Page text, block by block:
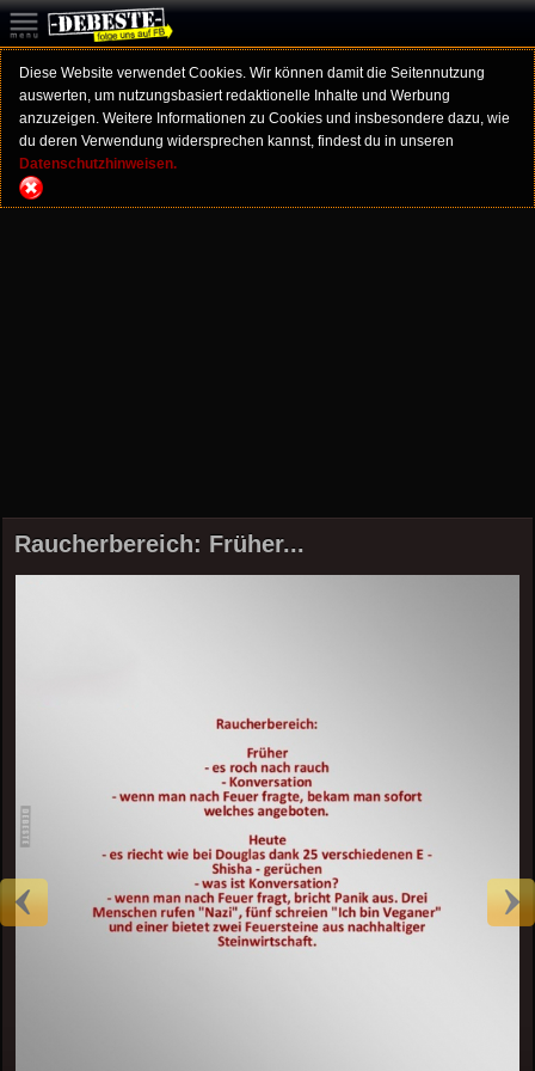
Diese Website verwendet Cookies. Wir können damit die Seitennutzung
auswerten, um nutzungsbasiert redaktionelle Inhalte und Werbung
anzuzeigen. Weitere Informationen zu Cookies und insbesondere dazu, wie
du deren Verwendung widersprechen kannst, findest du in unseren
Datenschutzhinweisen.
Raucherbereich: Früher...